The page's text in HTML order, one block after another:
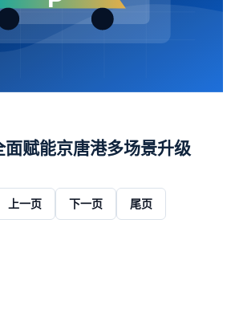
赋能京唐港多场景升级
上一页 下一页 尾页